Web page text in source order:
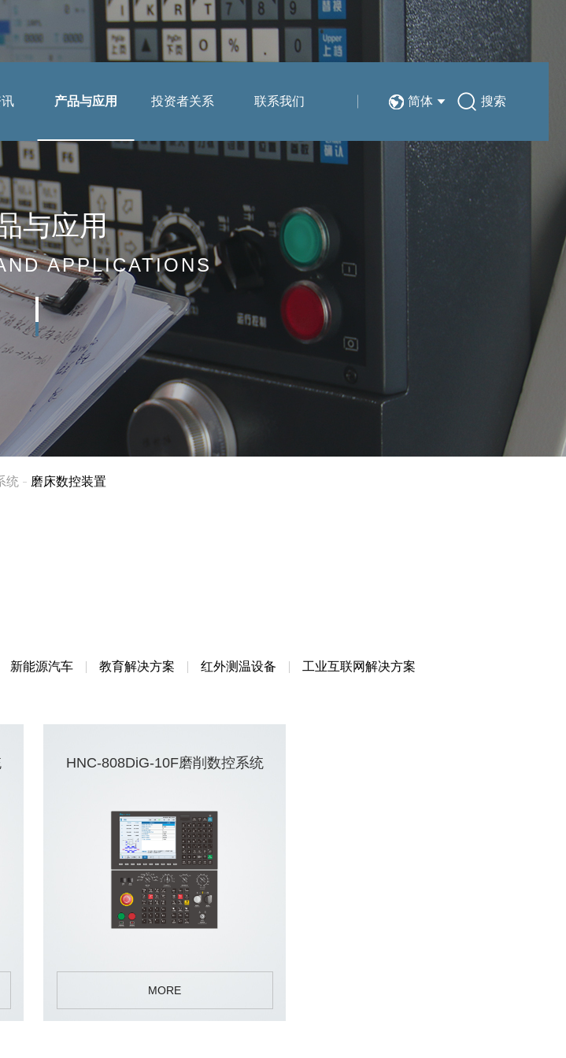
产品与应用
业机器人 新能源汽车
投资者关系
投教园地
联系我们
销售与服务网络
人力资源
简体
简体
EN
搜索
与应用
APPLICATIONS
统 磨床数控装置
新能源汽车 教育解决方案 红外测温设备 工业互联网解决方案
HNC-808DiG-10F磨削数控系统
MORE